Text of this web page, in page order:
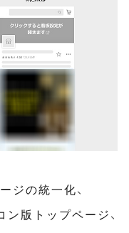
ジの統一化、
版トップページ、